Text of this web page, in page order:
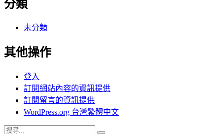
分類
未分類
其他操作
登入
訂閱網站內容的資訊提供
訂閱留言的資訊提供
WordPress.org 台灣繁體中文
搜